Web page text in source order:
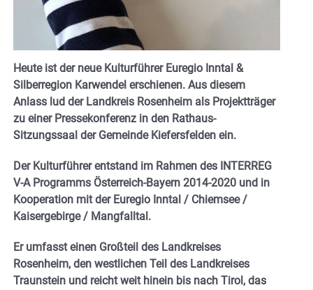
Heute ist der neue Kulturführer Euregio Inntal &
Silberregion Karwendel erschienen. Aus diesem
Anlass lud der Landkreis Rosenheim als Projektträger
zu einer Pressekonferenz in den Rathaus-
Sitzungssaal der Gemeinde Kiefersfelden ein.
Der Kulturführer entstand im Rahmen des INTERREG
V-A Programms Österreich-Bayern 2014-2020 und in
Kooperation mit der Euregio Inntal / Chiemsee /
Kaisergebirge / Mangfalltal.
Er umfasst einen Großteil des Landkreises
Rosenheim, den westlichen Teil des Landkreises
Traunstein und reicht weit hinein bis nach Tirol, das